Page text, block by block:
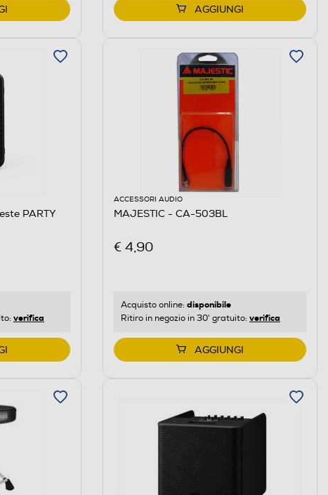
AGGIUNGI
PARTY
verifica
ACCESSORI AUDIO
MAJESTIC - CA-503BL
€ 4,90
Acquisto online: disponibile
Ritiro in negozio in 30' gratuito: verifica
AGGIUNGI